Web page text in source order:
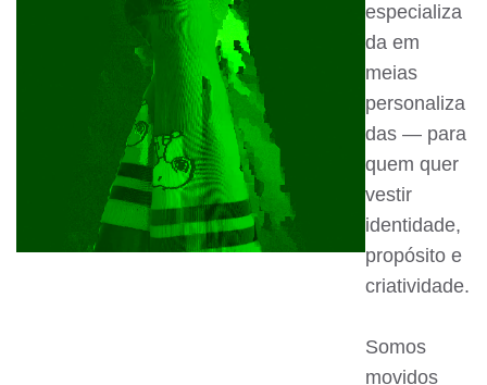
especializa
da em
meias
personaliza
das — para
quem quer
vestir
identidade,
propósito e
criatividade.
Somos
movidos